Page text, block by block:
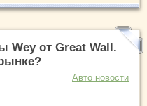
Wey от Great Wall.
Авто новости